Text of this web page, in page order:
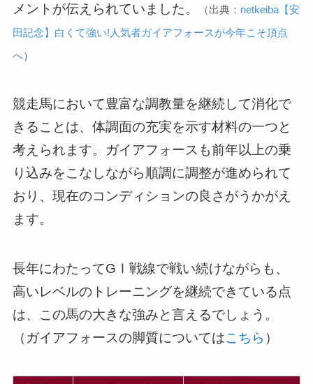
メントが伝えられていました。
（出典： netkeiba【安
田記念】白くて強い!人気者ガイアフォースが今年こそ頂点
へ）
競走馬において豊富な調教量を継続して消化で
きることは、体調面の充実を示す材料の一つと
考えられます。ガイアフォースも前年以上の乗
り込みをこなしながら順調に調整が進められて
おり、現在のコンディションの良さがうかがえ
ます。
長年にわたってGⅠ戦線で戦い続けながらも、
高いレベルのトレーニングを継続できている点
は、この馬の大きな強みと言えるでしょう。
（ガイアフォースの脚質についてはこちら ）